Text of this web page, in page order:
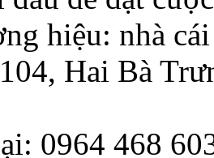
hiệu: nhà
Hai Bà
0964 468